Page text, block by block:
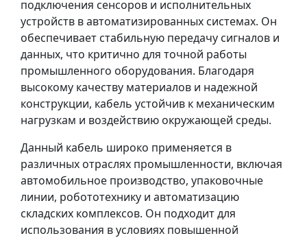
подключения сенсоров и исполнительных
устройств в автоматизированных системах. Он
обеспечивает стабильную передачу сигналов и
данных, что критично для точной работы
промышленного оборудования. Благодаря
высокому качеству материалов и надежной
конструкции, кабель устойчив к механическим
нагрузкам и воздействию окружающей среды.
Данный кабель широко применяется в
различных отраслях промышленности, включая
автомобильное производство, упаковочные
линии, робототехнику и автоматизацию
складских комплексов. Он подходит для
использования в условиях повышенной